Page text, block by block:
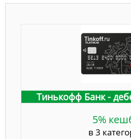
Тинькофф Банк -
5%
в 3